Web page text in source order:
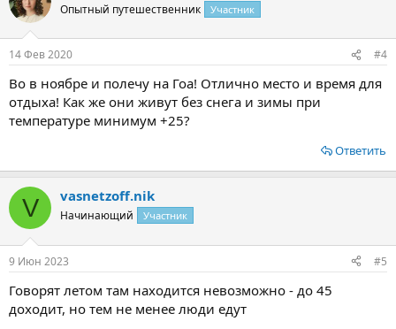
Опытный путешественник Участник
14 Фев 2020 #4
Во в ноябре и полечу на Гоа! Отлично место и время для
отдыха! Как же они живут без снега и зимы при
температуре минимум +25?
Ответить
V vasnetzoff.nik
Начинающий Участник
9 Июн 2023 #5
Говорят летом там находится невозможно - до 45
доходит, но тем не менее люди едут